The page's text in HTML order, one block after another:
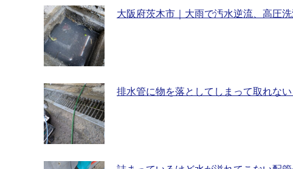
大阪府茨木市｜大雨で汚水逆流、高圧
排水管に物を落としてしまって取れな